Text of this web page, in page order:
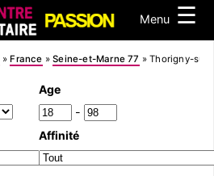
Menu ☰
» France »Seine-et-Marne 77 »Thorigny-sur-
Age
-
Affinité